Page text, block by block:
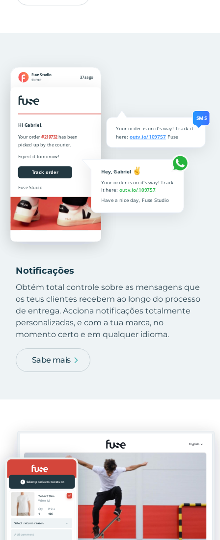
Notificações
Obtém total controle sobre as mensagens que
os teus clientes recebem ao longo do processo
de entrega. Acciona notificações totalmente
personalizadas, e com a tua marca, no
momento certo e em qualquer idioma.
Sabe mais